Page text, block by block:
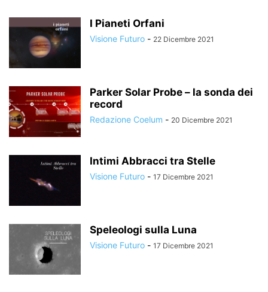
I Pianeti Orfani
Visione Futuro - 22 Dicembre 2021
Parker Solar Probe – la sonda dei
record
Redazione Coelum - 20 Dicembre 2021
Intimi Abbracci tra Stelle
Visione Futuro - 17 Dicembre 2021
Speleologi sulla Luna
Visione Futuro - 17 Dicembre 2021